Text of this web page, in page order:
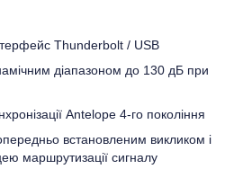
Thunderbolt / USB
діапазоном до 130 дБ при
Antelope 4-го покоління
встановленим викликом і
маршрутизації сигналу